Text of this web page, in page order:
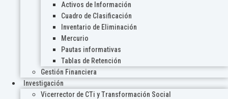
Activos de Información
Cuadro de Clasificación
Inventario de Eliminación
Mercurio
Pautas informativas
Tablas de Retención
Gestión Financiera
Investigación
Vicerrector de CTi y Transformación Social